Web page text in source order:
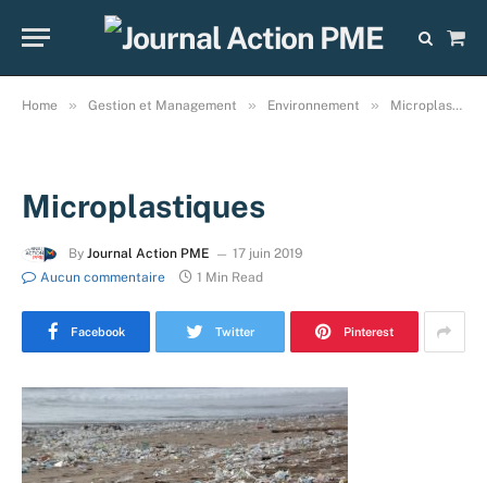
Cart
Home » Gestion et Management » Environnement » Microplastiques qui polluent les océans. Ça vient d’où ?
Microplastiques
By Journal Action PME
17 juin 2019
Aucun commentaire
1 Min Read
Facebook Twitter Pinterest